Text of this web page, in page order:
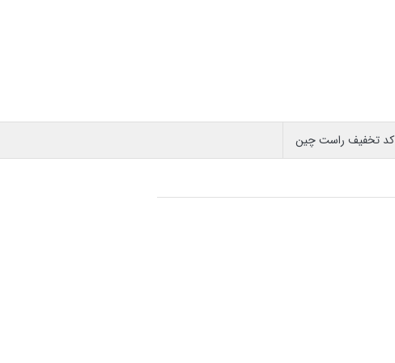
کد تخفیف راست چین